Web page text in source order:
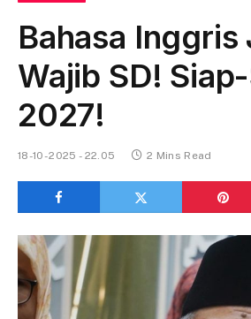
Bahasa Inggris
Wajib SD!
2027!
18-10-2025 - 22.05 2 Mins Read